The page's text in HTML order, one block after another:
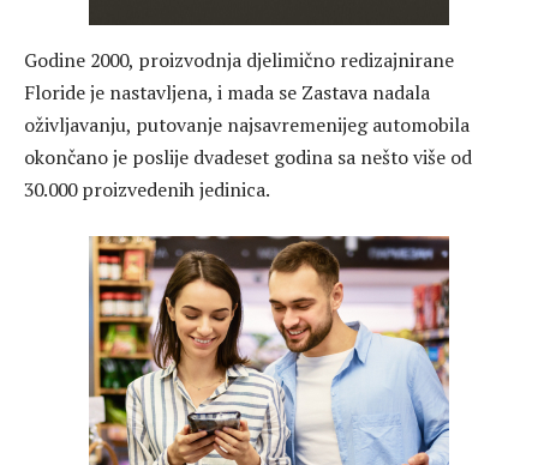
Godine 2000, proizvodnja djelimično redizajnirane
Floride je nastavljena, i mada se Zastava nadala
oživljavanju, putovanje najsavremenijeg automobila
okončano je poslije dvadeset godina sa nešto više od
30.000 proizvedenih jedinica.